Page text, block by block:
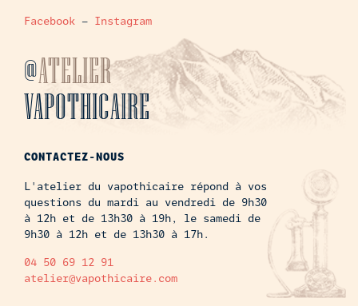
Facebook – Instagram
@ATELIER
VAPOTHICAIRE
CONTACTEZ-NOUS
L'atelier du vapothicaire répond à vos
questions du mardi au vendredi de 9h30
à 12h et de 13h30 à 19h, le samedi de
9h30 à 12h et de 13h30 à 17h.
04 50 69 12 91
atelier@vapothicaire.com